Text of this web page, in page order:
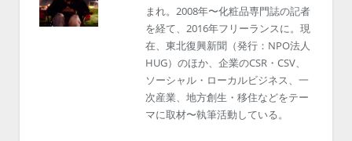
まれ。2008年〜化粧品専門誌の記者
を経て、2016年フリーランスに。現
在、東北復興新聞（発行：NPO法人
HUG）のほか、企業のCSR・CSV、
ソーシャル・ローカルビジネス、一
次産業、地方創生・移住などをテー
マに取材〜執筆活動している。